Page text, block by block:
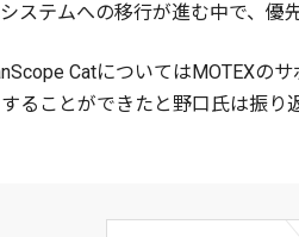
ステムへの移行が進む中で、優
CatについてはMOTEXの
ることができたと野口氏は振り